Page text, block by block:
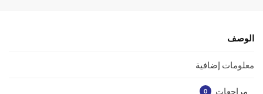
o
k
الوصف
معلومات إضافية
مراجعات 0